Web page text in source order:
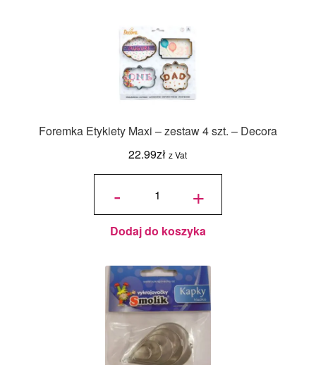
Foremka Etykiety Maxi – zestaw 4 szt. – Decora
22.99zł z Vat
-
ilość
Maxi -
zestaw 4
szt. -
Decora +
Dodaj do koszyka